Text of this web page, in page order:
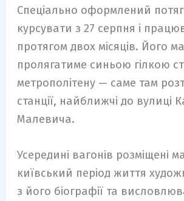
Спеціально оформлений
курсувати з 27 серпня і
протягом двох місяців. Його
пролягатиме синьою гілкою
метрополітену — саме там
станції, найближчі до вулиці
Малевича.
Усередині вагонів розміщені
київський період життя
з його біографії та